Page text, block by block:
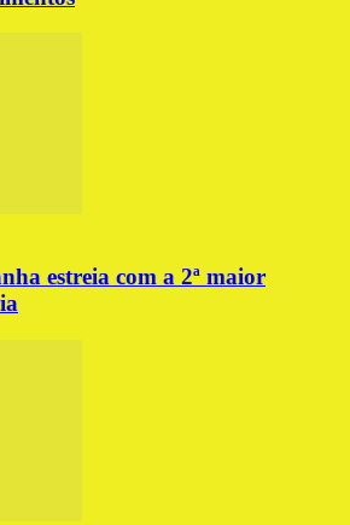
estreia com a 2ª maior